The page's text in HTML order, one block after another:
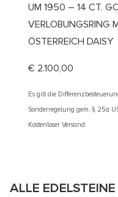
UM 1950 – 14 CT.
VERLOBUNGSRING
ÖSTERREICH DAISY
€ 2.100,00
Es gilt die
Sonderregelung gem. § 25a
Kostenloser Versand
ALLE EDELSTEINE